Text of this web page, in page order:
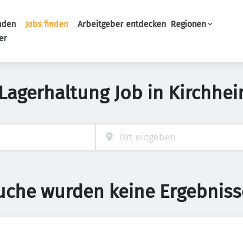
Jobs finden Arbeitgeber entdecken Regionen
Job in
wurden keine